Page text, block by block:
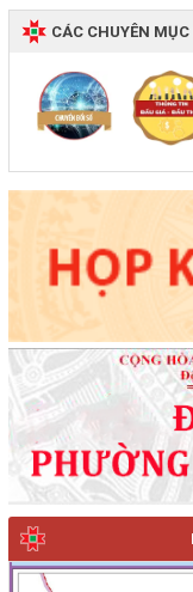
CÁC CHUYÊN